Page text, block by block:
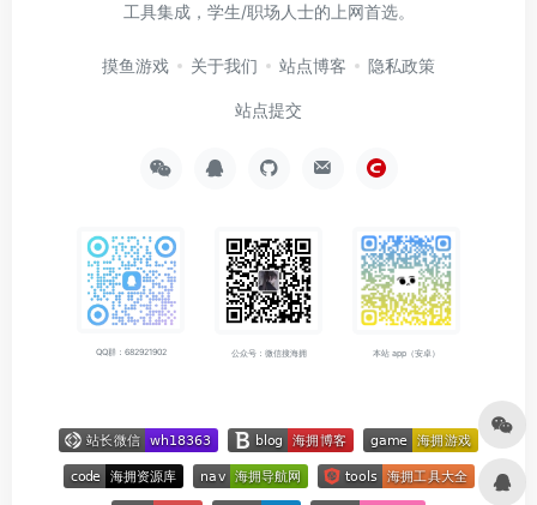
工具集成，学生/职场人士的上网首选。
摸鱼游戏 关于我们 站点博客 隐私政策
站点提交
QQ群：682921902 公众号：微信搜海拥 本站 app（安卓）